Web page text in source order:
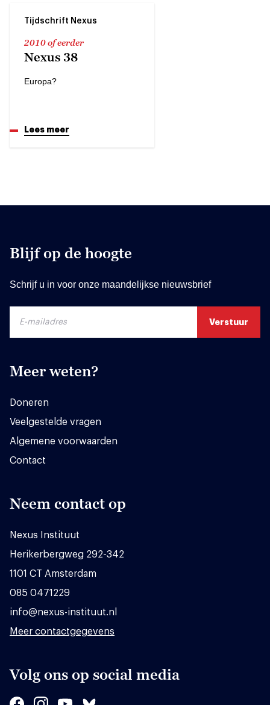
Tijdschrift Nexus
2010 of eerder
Nexus 38
Europa?
Lees meer
Blijf op de hoogte
Schrijf u in voor onze maandelijkse nieuwsbrief
Meer weten?
Doneren
Veelgestelde vragen
Algemene voorwaarden
Contact
Neem contact op
Nexus Instituut
Herikerbergweg 292-342
1101 CT Amsterdam
085 0471229
info@nexus-instituut.nl
Meer contactgegevens
Volg ons op social media